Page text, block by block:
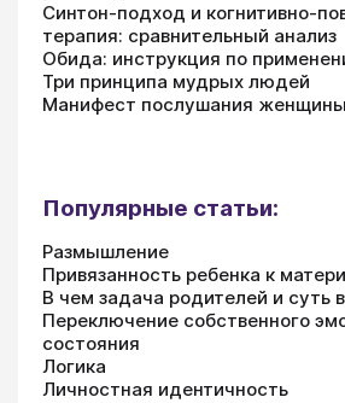
Синтон-подход и когнитивно-
терапия: сравнительный анализ
Обида: инструкция по
Три принципа мудрых людей
Манифест послушания женщины
Популярные статьи:
Размышление
Привязанность ребенка к матери
В чем задача родителей и суть
Переключение собственного
состояния
Логика
Личностная идентичность